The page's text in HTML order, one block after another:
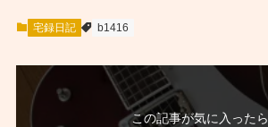
宅録日記 b1416
この記事が気に入ったら